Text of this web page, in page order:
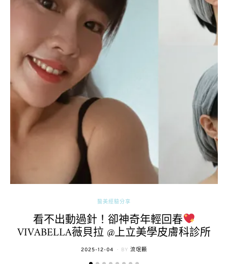
醫美經驗分享
看不出動過針！卻神奇年輕回春
VIVABELLA薇貝拉 @上立美學皮膚科診所
POSTED
2025-12-04 BY 流氓顆